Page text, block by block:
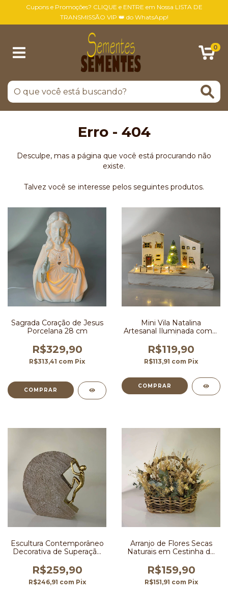
Cupons e Promoções? CLIQUE e ENTRE em Nossa LISTA DE
TRANSMISSÃO VIP 👑 do WhatsApp!
0
Erro - 404
Desculpe, mas a página que você está procurando não
existe.
Talvez você se interesse pelos seguintes produtos.
Sagrada Coração de Jesus
Porcelana 28 cm
R$329,90
R$313,41 com Pix
Mini Vila Natalina
Artesanal Iluminada com 2
Natal
R$119,90
R$113,91 com Pix
Escultura Contemporâneo
Decorativa de Superação
R$259,90
R$246,91 com Pix
Arranjo de Flores Secas
Naturais em Cestinha de
R$159,90
R$151,91 com Pix